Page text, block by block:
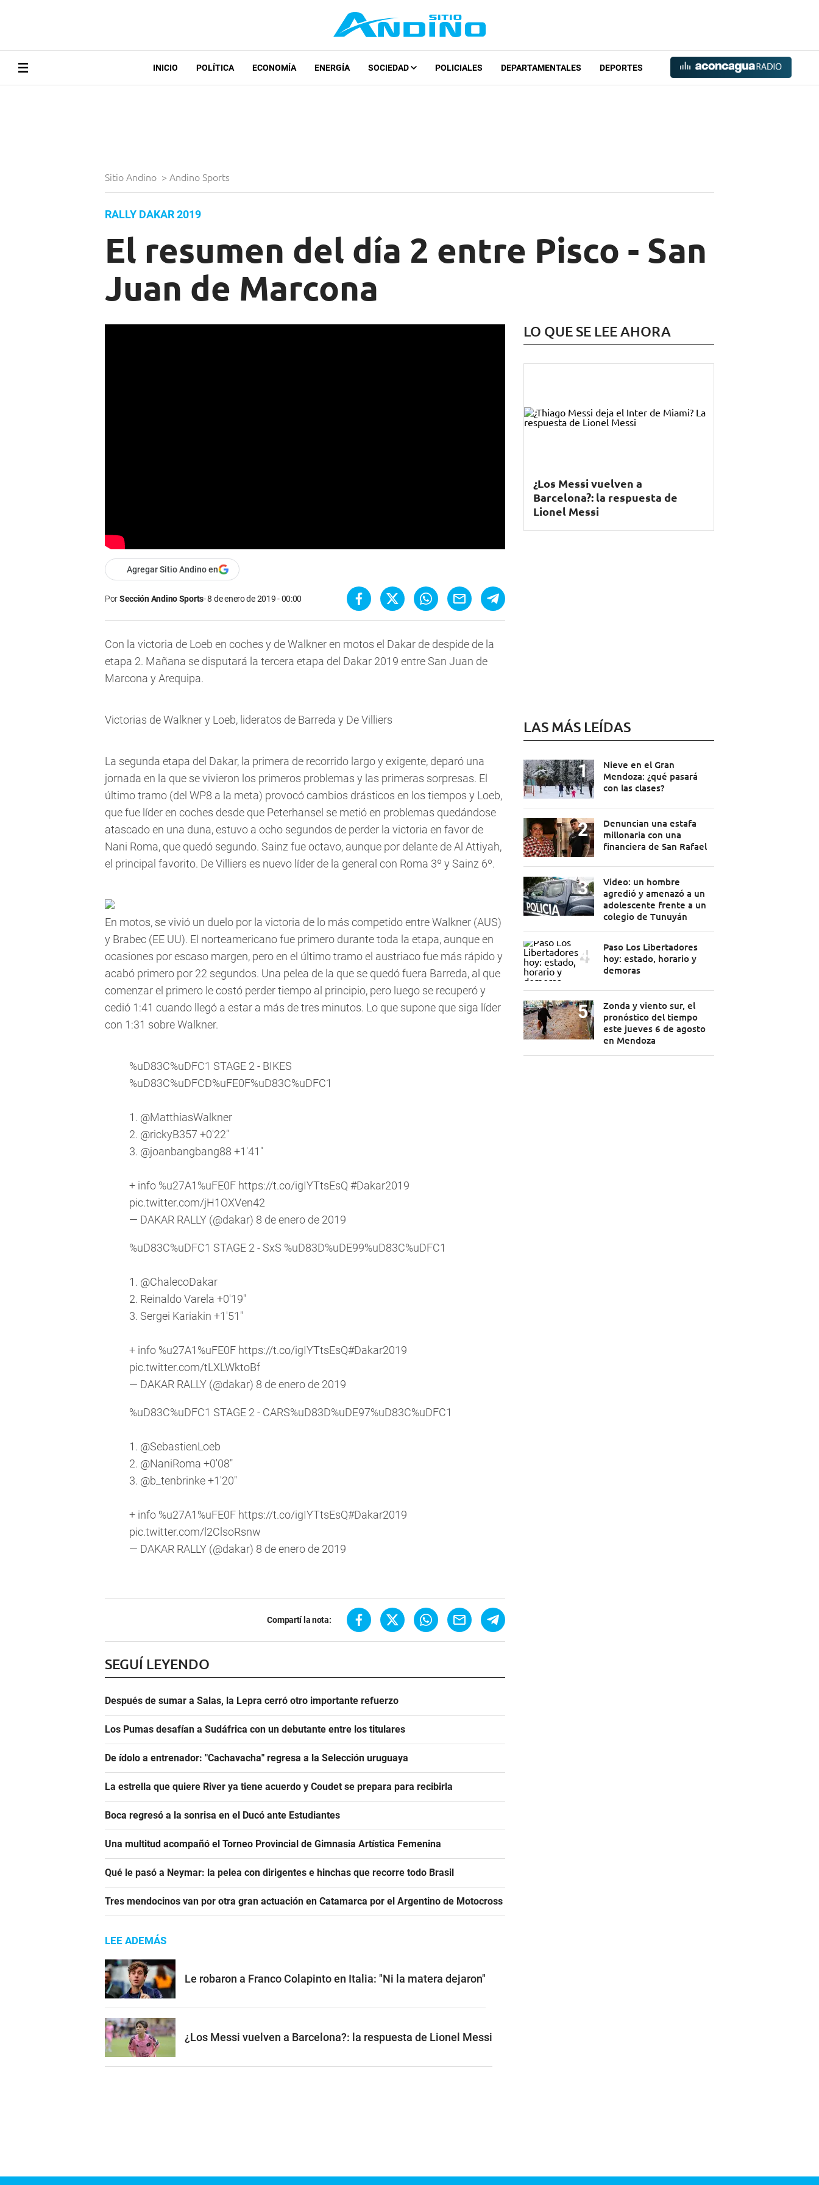
INICIO POLÍTICA ECONOMÍA ENERGÍA SOCIEDAD POLICIALES DEPARTAMENTALES DEPORTES
Sitio Andino > Andino Sports
RALLY DAKAR 2019
El resumen del día 2 entre Pisco - San
Juan de Marcona
Agregar Sitio Andino en
PorSección Andino Sports 8 de enero de 2019 - 00:00
Con la victoria de Loeb en coches y de Walkner en motos el Dakar de despide de la
etapa 2. Mañana se disputará la tercera etapa del Dakar 2019 entre San Juan de
Marcona y Arequipa.
Victorias de Walkner y Loeb, lideratos de Barreda y De Villiers
La segunda etapa del Dakar, la primera de recorrido largo y exigente, deparó una
jornada en la que se vivieron los primeros problemas y las primeras sorpresas. El
último tramo (del WP8 a la meta) provocó cambios drásticos en los tiempos y Loeb,
que fue líder en coches desde que Peterhansel se metió en problemas quedándose
atascado en una duna, estuvo a ocho segundos de perder la victoria en favor de
Nani Roma, que quedó segundo. Sainz fue octavo, aunque por delante de Al Attiyah,
el principal favorito. De Villiers es nuevo líder de la general con Roma 3º y Sainz 6º.
En motos, se vivió un duelo por la victoria de lo más competido entre Walkner (AUS)
y Brabec (EE UU). El norteamericano fue primero durante toda la etapa, aunque en
ocasiones por escaso margen, pero en el último tramo el austriaco fue más rápido y
acabó primero por 22 segundos. Una pelea de la que se quedó fuera Barreda, al que
comenzar el primero le costó perder tiempo al principio, pero luego se recuperó y
cedió 1:41 cuando llegó a estar a más de tres minutos. Lo que supone que siga líder
con 1:31 sobre Walkner.
%uD83C%uDFC1 STAGE 2 - BIKES
%uD83C%uDFCD%uFE0F%uD83C%uDFC1
1. @MatthiasWalkner
2. @rickyB357 +0'22"
3. @joanbangbang88 +1'41"
+ info %u27A1%uFE0F https://t.co/igIYTtsEsQ #Dakar2019
pic.twitter.com/jH1OXVen42
— DAKAR RALLY (@dakar) 8 de enero de 2019
%uD83C%uDFC1 STAGE 2 - SxS %uD83D%uDE99%uD83C%uDFC1
1. @ChalecoDakar
2. Reinaldo Varela +0'19"
3. Sergei Kariakin +1'51"
+ info %u27A1%uFE0F https://t.co/igIYTtsEsQ#Dakar2019
pic.twitter.com/tLXLWktoBf
— DAKAR RALLY (@dakar) 8 de enero de 2019
%uD83C%uDFC1 STAGE 2 - CARS%uD83D%uDE97%uD83C%uDFC1
1. @SebastienLoeb
2. @NaniRoma +0'08"
3. @b_tenbrinke+1'20"
+ info %u27A1%uFE0F https://t.co/igIYTtsEsQ#Dakar2019
pic.twitter.com/l2ClsoRsnw
— DAKAR RALLY (@dakar) 8 de enero de 2019
Compartí la nota:
SEGUÍ LEYENDO
Después de sumar a Salas, la Lepra cerró otro importante refuerzo
Los Pumas desafían a Sudáfrica con un debutante entre los titulares
De ídolo a entrenador: "Cachavacha" regresa a la Selección uruguaya
La estrella que quiere River ya tiene acuerdo y Coudet se prepara para recibirla
Boca regresó a la sonrisa en el Ducó ante Estudiantes
Una multitud acompañó el Torneo Provincial de Gimnasia Artística Femenina
Qué le pasó a Neymar: la pelea con dirigentes e hinchas que recorre todo Brasil
Tres mendocinos van por otra gran actuación en Catamarca por el Argentino de Motocross
LEE ADEMÁS
Le robaron a Franco Colapinto en Italia: "Ni la matera dejaron"
¿Los Messi vuelven a Barcelona?: la respuesta de Lionel Messi
LO QUE SE LEE AHORA
¿Los Messi vuelven a
Barcelona?: la respuesta de
Lionel Messi
LAS MÁS LEÍDAS
Nieve en el Gran
Mendoza: ¿qué pasará
con las clases?
Denuncian una estafa
millonaria con una
financiera de San Rafael
Video: un hombre
agredió y amenazó a un
adolescente frente a un
colegio de Tunuyán
Paso Los Libertadores
hoy: estado, horario y
demoras
Zonda y viento sur, el
pronóstico del tiempo
este jueves 6 de agosto
en Mendoza